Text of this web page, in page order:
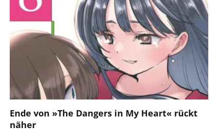
Ende von »The Dangers in My Heart« rückt
näher